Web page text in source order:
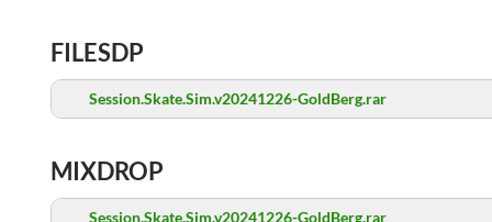
FILESDP
Session.Skate.Sim.v20241226-GoldBerg.rar
MIXDROP
Session.Skate.Sim.v20241226-GoldBerg.rar